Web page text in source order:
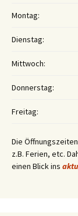
Montag:
Dienstag:
Mittwoch:
Donnerstag:
Freitag:
Die
z.B. Ferien, etc.
einen Blick ins